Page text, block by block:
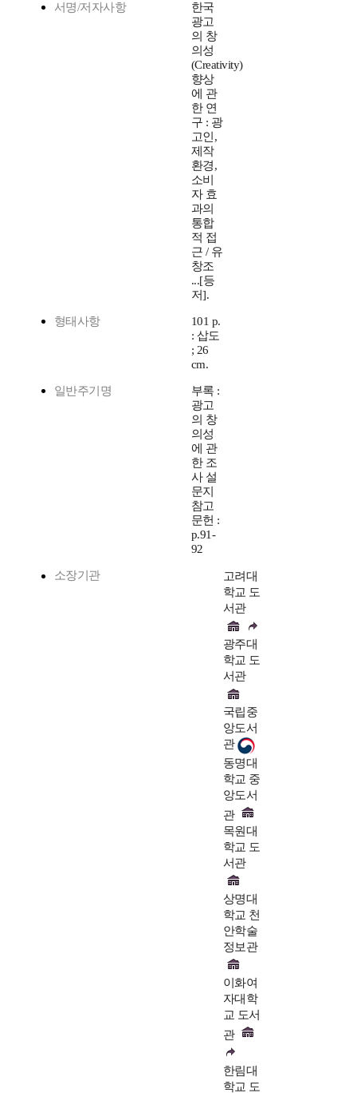
서명/저자사항
한국
광고
의 창
의성
(Creativity)
향상
에 관
한 연
구 : 광
고인,
제작
환경,
소비
자 효
과의
통합
적 접
근 / 유
창조
...[등
저].
형태사항
101 p.
: 삽도
; 26
cm.
일반주기명
부록 :
광고
의 창
의성
에 관
한 조
사 설
문지
참고
문헌 :
p.91-
92
소장기관
고려대
학교 도
서관
광주대
학교 도
서관
국립중
앙도서
관
동명대
학교 중
앙도서
관
목원대
학교 도
서관
상명대
학교 천
안학술
정보관
이화여
자대학
교 도서
관
한림대
학교 도